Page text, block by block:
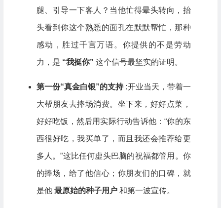
腿、引导一下客人？当他忙得晕头转向，抬
头看到你这个熟悉的面孔在默默帮忙，那种
感动，胜过千言万语。你提供的不是劳动
力，是 “我挺你” 这个信号最坚实的证明。
第一份“真金白银”的支持 :开业当天，带着一
大帮朋友去捧场消费。坐下来，好好点菜，
好好吃饭，然后用实际行动告诉他：“你的东
西很好吃，我买单了，而且我还会推荐给更
多人。”这比任何虚头巴脑的祝福都管用。你
的捧场，给了他信心；你朋友们的口碑，就
是他 最原始的种子用户 和第一波宣传。